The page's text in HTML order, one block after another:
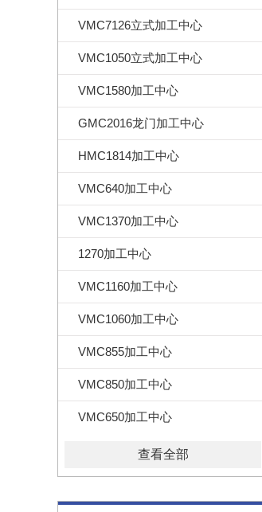
VMC7126立式加工中心
VMC1050立式加工中心
VMC1580加工中心
GMC2016龙门加工中心
HMC1814加工中心
VMC640加工中心
VMC1370加工中心
1270加工中心
VMC1160加工中心
VMC1060加工中心
VMC855加工中心
VMC850加工中心
VMC650加工中心
查看全部